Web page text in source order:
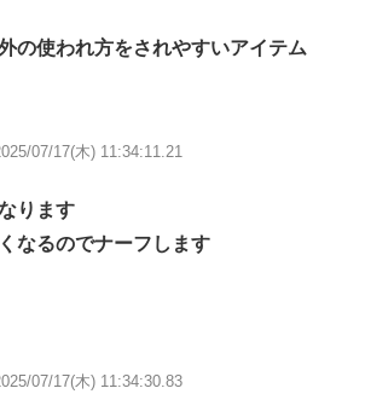
の使われ方をされやすいアイテム
07/17(木) 11:34:11.21
ります
なるのでナーフします
07/17(木) 11:34:30.83